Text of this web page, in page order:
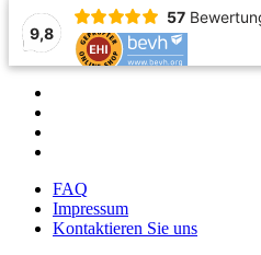
9,8
57
FAQ
Impressum
Kontaktieren Sie uns